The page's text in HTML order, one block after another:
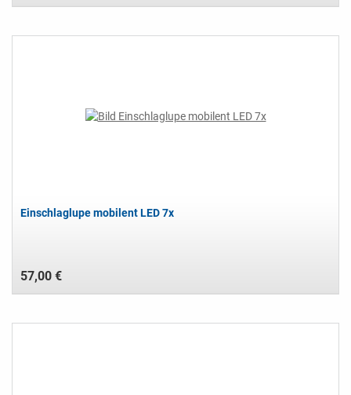
Einschlaglupe mobilent LED 7x
57,00 €